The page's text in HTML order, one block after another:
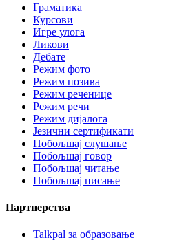
Граматика
Курсови
Игре улога
Ликови
Дебате
Режим фото
Режим позива
Режим реченице
Режим речи
Режим дијалога
Језични сертификати
Побољшај слушање
Побољшај говор
Побољшај читање
Побољшај писање
Партнерства
Talkpal за образовање